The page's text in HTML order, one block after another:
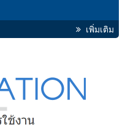
เพิ่มเติม